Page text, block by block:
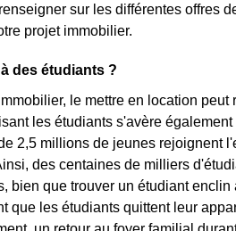
sur les différentes offres
projet immobilier.
des étudiants ?
le mettre en location
les étudiants s'avère
2,5 millions de jeunes rejoignent
des centaines de milliers
bien que trouver un étudiant
que les étudiants quittent leur